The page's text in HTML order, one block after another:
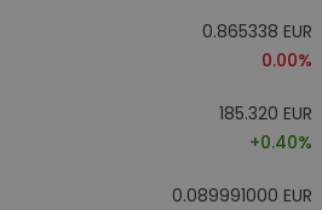
0.865338 EUR
0.00%
185.320 EUR
+0.40%
0.089991000 EUR